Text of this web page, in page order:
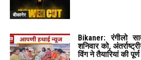
बीकानेर
Bikaner: रंगीलो
शनिवार को,
विंग ने तैयारियां की पूर्ण